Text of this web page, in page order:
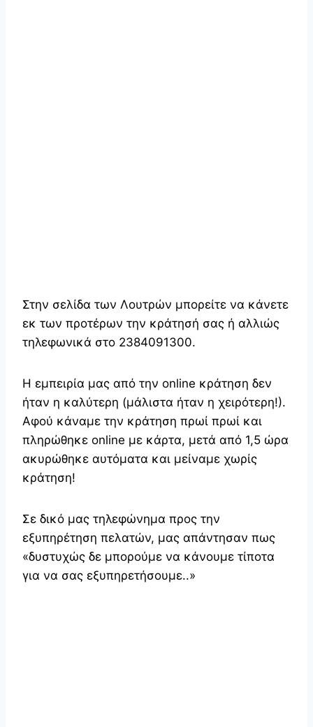
Στην σελίδα των Λουτρών μπορείτε να κάνετε
εκ των προτέρων την κράτησή σας ή αλλιώς
τηλεφωνικά στο 2384091300.
Η εμπειρία μας από την online κράτηση δεν
ήταν η καλύτερη (μάλιστα ήταν η χειρότερη!).
Αφού κάναμε την κράτηση πρωί πρωί και
πληρώθηκε online με κάρτα, μετά από 1,5 ώρα
ακυρώθηκε αυτόματα και μείναμε χωρίς
κράτηση!
Σε δικό μας τηλεφώνημα προς την
εξυπηρέτηση πελατών, μας απάντησαν πως
«δυστυχώς δε μπορούμε να κάνουμε τίποτα
για να σας εξυπηρετήσουμε..»